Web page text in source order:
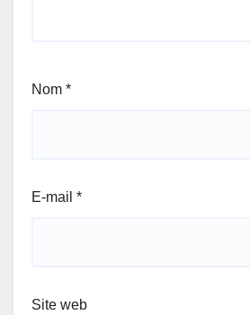
Nom *
E-mail *
Site web